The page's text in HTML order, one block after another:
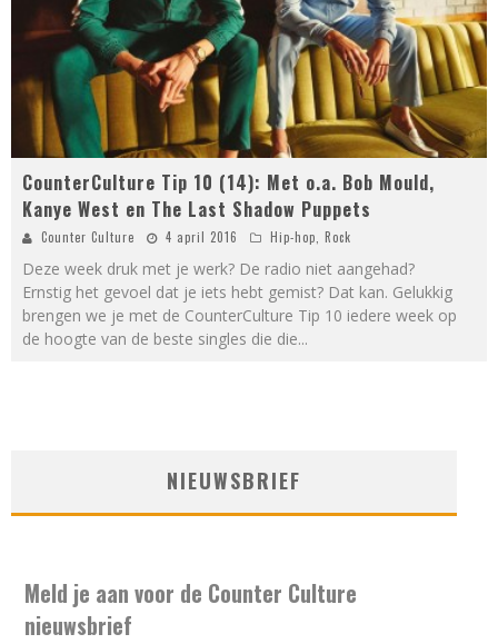
CounterCulture Tip 10 (14): Met o.a. Bob Mould,
Kanye West en The Last Shadow Puppets
Counter Culture 4 april 2016 Hip-hop, Rock
Deze week druk met je werk? De radio niet aangehad?
Ernstig het gevoel dat je iets hebt gemist? Dat kan. Gelukkig
brengen we je met de CounterCulture Tip 10 iedere week op
de hoogte van de beste singles die die...
NIEUWSBRIEF
Meld je aan voor de Counter Culture
nieuwsbrief